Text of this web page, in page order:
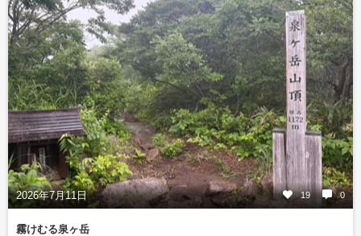
2026年7月11日 19 0
霧けむる泉ヶ岳